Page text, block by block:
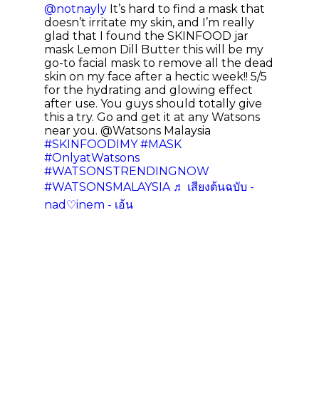
@notnayly It’s hard to find a mask that
doesn’t irritate my skin, and I’m really
glad that I found the SKINFOOD jar
mask Lemon Dill Butter this will be my
go-to facial mask to remove all the dead
skin on my face after a hectic week!! 5/5
for the hydrating and glowing effect
after use. You guys should totally give
this a try. Go and get it at any Watsons
near you. @Watsons Malaysia
#SKINFOODIMY #MASK
#OnlyatWatsons
#WATSONSTRENDINGNOW
#WATSONSMALAYSIA ♬ เสียงต้นฉบับ -
nad♡inem - เอ้น